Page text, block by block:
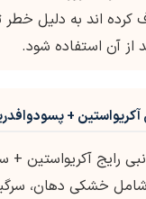
کرده اند به دلیل خطر
از آن استفاده شود.
+
رایج آکریواستین +
خشکی دهان،